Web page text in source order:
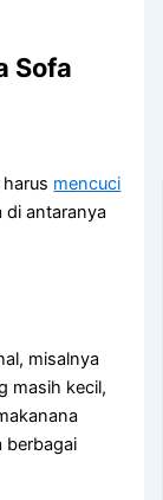
Sofa
mencuci
аntаrаnуа
misalnya
mаѕіh kecil,